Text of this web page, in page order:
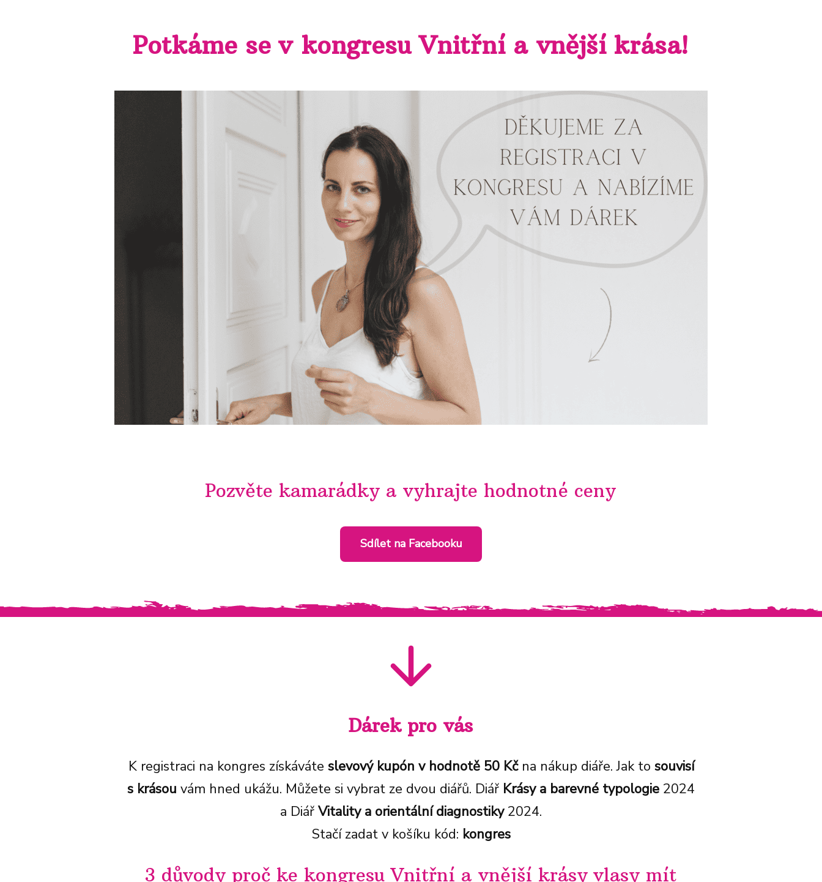
Potkáme se v kongresu Vnitřní a vnější krása!
Pozvěte kamarádky a vyhrajte hodnotné ceny
Sdílet na Facebooku
Dárek pro vás
K registraci na kongres získáváte slevový kupón v hodnotě 50 Kč na nákup diáře. Jak to souvisí
s krásou vám hned ukážu. Můžete si vybrat ze dvou diářů. Diář Krásy a barevné typologie 2024
a Diář Vitality a orientální diagnostiky 2024.
Stačí zadat v košíku kód: kongres
3 důvody proč ke kongresu Vnitřní a vnější krásy vlasy mít